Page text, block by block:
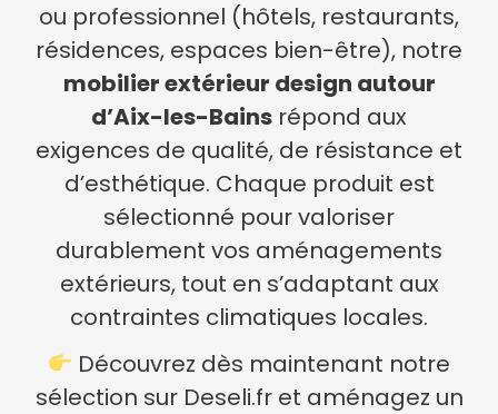
ou professionnel (hôtels, restaurants,
résidences, espaces bien-être), notre
mobilier extérieur design autour
d’Aix-les-Bains répond aux
exigences de qualité, de résistance et
d’esthétique. Chaque produit est
sélectionné pour valoriser
durablement vos aménagements
extérieurs, tout en s’adaptant aux
contraintes climatiques locales.
Découvrez dès maintenant notre
sélection sur Deseli.fr et aménagez un